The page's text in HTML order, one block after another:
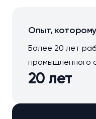
20 лет
Опыт,
Более 20 лет
промышленного